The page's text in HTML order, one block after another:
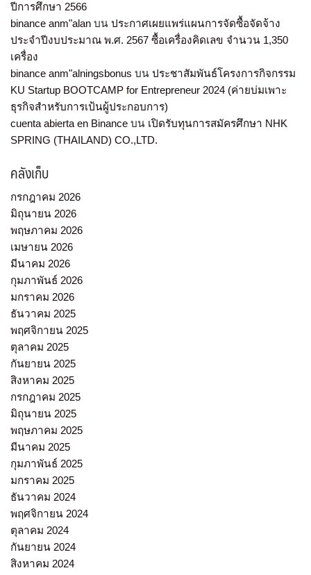
ปีการศึกษา 2566
binance anm"alan บน ประกาศเผยแพร่แผนการจัดซื้อจัดจ้าง
ประจำปีงบประมาณ พ.ศ. 2567 ซื้อเครื่องคิดเลข จำนวน 1,350
เครื่อง
binance anm"alningsbonus บน ประชาสัมพันธ์โครงการกิจกรรม
KU Startup BOOTCAMP for Entrepreneur 2024 (ค่ายบ่มเพาะ
ธุรกิจสำหรับการเป้นผู้ประกอบการ)
cuenta abierta en Binance บน เปิดรับทุนการสมัครศึกษา NHK
SPRING (THAILAND) CO.,LTD.
คลังเก็บ
กรกฎาคม 2026
มิถุนายน 2026
พฤษภาคม 2026
เมษายน 2026
มีนาคม 2026
กุมภาพันธ์ 2026
มกราคม 2026
ธันวาคม 2025
พฤศจิกายน 2025
ตุลาคม 2025
กันยายน 2025
สิงหาคม 2025
กรกฎาคม 2025
มิถุนายน 2025
พฤษภาคม 2025
มีนาคม 2025
กุมภาพันธ์ 2025
มกราคม 2025
ธันวาคม 2024
พฤศจิกายน 2024
ตุลาคม 2024
กันยายน 2024
สิงหาคม 2024